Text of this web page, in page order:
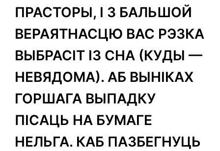
ПРАСТОРЫ, І З БАЛЬШОЙ
ВЕРАЯТНАСЦЮ ВАС РЭЗКА
ВЫБРАСІТ ІЗ СНА (КУДЫ —
НЕВЯДОМА). АБ ВЫНІКАХ
ГОРШАГА ВЫПАДКУ
ПІСАЦЬ НА БУМАГЕ
НЕЛЬГА. КАБ ПАЗБЕГНУЦЬ